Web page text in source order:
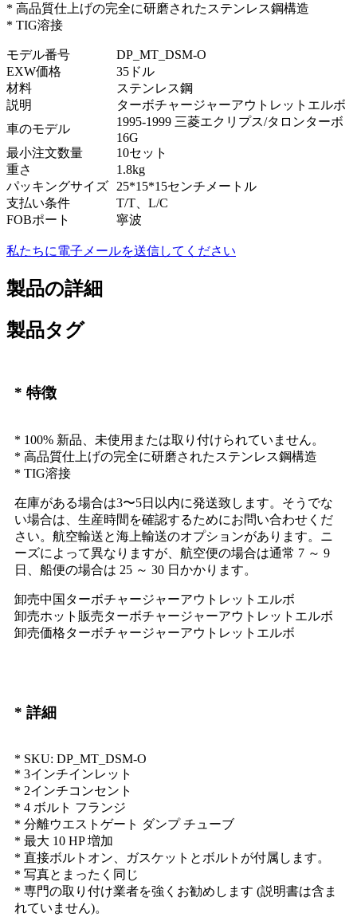
* 高品質仕上げの完全に研磨されたステンレス鋼構造
* TIG溶接
モデル番号
DP_MT_DSM-O
EXW価格
35ドル
材料
ステンレス鋼
説明
ターボチャージャーアウトレットエルボ
車のモデル
1995-1999 三菱エクリプス/タロンターボ
16G
最小注文数量
10セット
重さ
1.8kg
パッキングサイズ
25*15*15センチメートル
支払い条件
T/T、L/C
FOBポート
寧波
私たちに電子メールを送信してください
製品の詳細
製品タグ
* 特徴
* 100% 新品、未使用または取り付けられていません。
* 高品質仕上げの完全に研磨されたステンレス鋼構造
* TIG溶接
在庫がある場合は3〜5日以内に発送致します。そうでな
い場合は、生産時間を確認するためにお問い合わせくだ
さい。航空輸送と海上輸送のオプションがあります。ニ
ーズによって異なりますが、航空便の場合は通常 7 ～ 9
日、船便の場合は 25 ～ 30 日かかります。
卸売中国ターボチャージャーアウトレットエルボ
卸売ホット販売ターボチャージャーアウトレットエルボ
卸売価格ターボチャージャーアウトレットエルボ
* 詳細
* SKU: DP_MT_DSM-O
* 3インチインレット
* 2インチコンセント
* 4 ボルト フランジ
* 分離ウエストゲート ダンプ チューブ
* 最大 10 HP 増加
* 直接ボルトオン、ガスケットとボルトが付属します。
* 写真とまったく同じ
* 専門の取り付け業者を強くお勧めします (説明書は含ま
れていません)。